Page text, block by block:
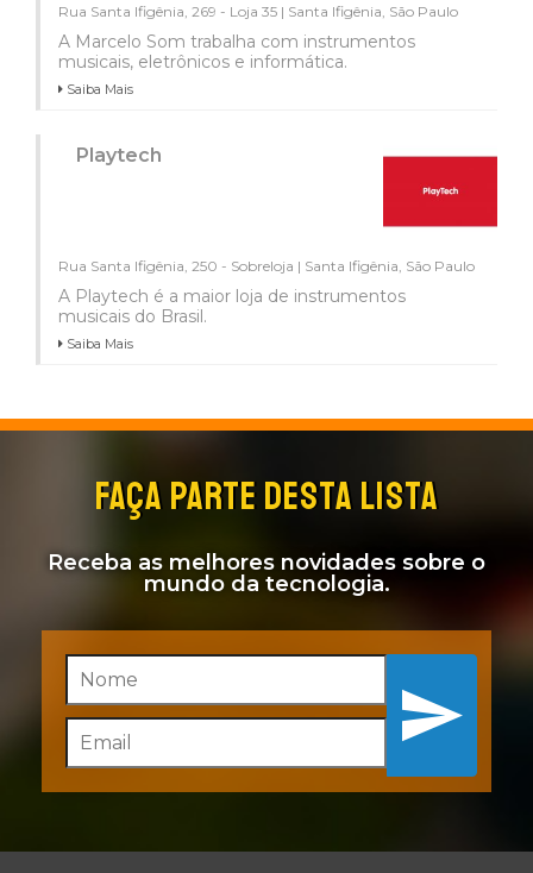
Rua Santa Ifigênia, 269 - Loja 35 | Santa Ifigênia, São Paulo
A Marcelo Som trabalha com instrumentos
musicais, eletrônicos e informática.
Saiba Mais
Playtech
Rua Santa Ifigênia, 250 - Sobreloja | Santa Ifigênia, São Paulo
A Playtech é a maior loja de instrumentos
musicais do Brasil.
Saiba Mais
FAÇA PARTE DESTA LISTA
Receba as melhores novidades sobre o
mundo da tecnologia.
Inscreva-se